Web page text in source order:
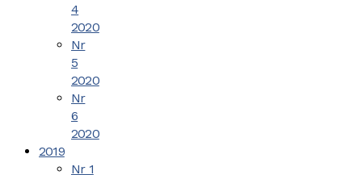
4
2020
Nr
5
2020
Nr
6
2020
2019
Nr 1